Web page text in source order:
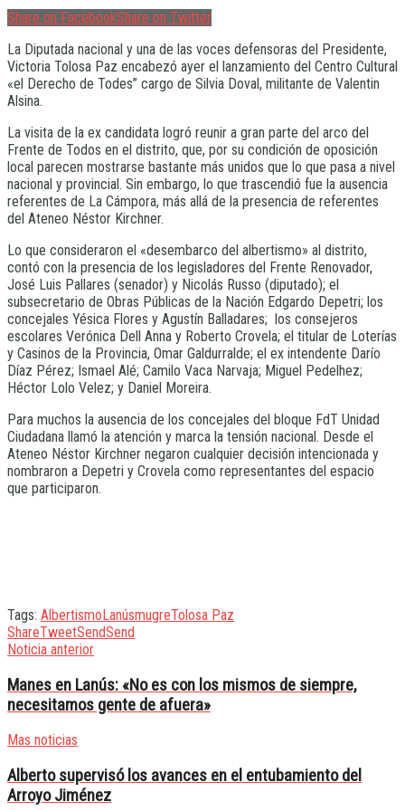
Share on FacebookShare on Twitter
La Diputada nacional y una de las voces defensoras del Presidente,
Victoria Tolosa Paz encabezó ayer el lanzamiento del Centro Cultural
«el Derecho de Todes” cargo de Silvia Doval, militante de Valentin
Alsina.
La visita de la ex candidata logró reunir a gran parte del arco del
Frente de Todos en el distrito, que, por su condición de oposición
local parecen mostrarse bastante más unidos que lo que pasa a nivel
nacional y provincial. Sin embargo, lo que trascendió fue la ausencia
referentes de La Cámpora, más allá de la presencia de referentes
del Ateneo Néstor Kirchner.
Lo que consideraron el «desembarco del albertismo» al distrito,
contó con la presencia de los legisladores del Frente Renovador,
José Luis Pallares (senador) y Nicolás Russo (diputado); el
subsecretario de Obras Públicas de la Nación Edgardo Depetri; los
concejales Yésica Flores y Agustín Balladares; los consejeros
escolares Verónica Dell Anna y Roberto Crovela; el titular de Loterías
y Casinos de la Provincia, Omar Galdurralde; el ex intendente Darío
Díaz Pérez; Ismael Alé; Camilo Vaca Narvaja; Miguel Pedelhez;
Héctor Lolo Velez; y Daniel Moreira.
Para muchos la ausencia de los concejales del bloque FdT Unidad
Ciudadana llamó la atención y marca la tensión nacional. Desde el
Ateneo Néstor Kirchner negaron cualquier decisión intencionada y
nombraron a Depetri y Crovela como representantes del espacio
que participaron.
Tags: AlbertismoLanúsmugreTolosa Paz
ShareTweetSendSend
Noticia anterior
Manes en Lanús: «No es con los mismos de siempre,
necesitamos gente de afuera»
Mas noticias
Alberto supervisó los avances en el entubamiento del
Arroyo Jiménez